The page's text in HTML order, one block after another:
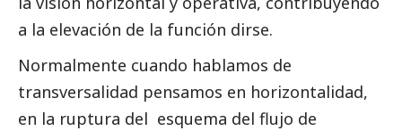
a la elevación de la función dirse.
Normalmente cuando hablamos de
transversalidad pensamos en horizontalidad,
en la ruptura del esquema del flujo de